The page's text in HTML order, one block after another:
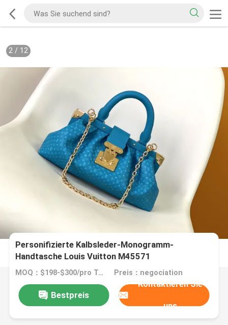
2/ 12
Personifizierte Kalbsleder-Monogramm-
Handtasche Louis Vuitton M45571
MOQ：$198-$300/pro Tasche Preis：negociation
Bestpreis
Kontaktieren Sie
uns